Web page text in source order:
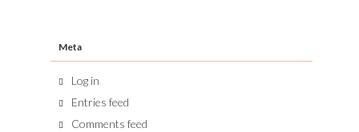
Meta
Log in
Entries feed
Comments feed